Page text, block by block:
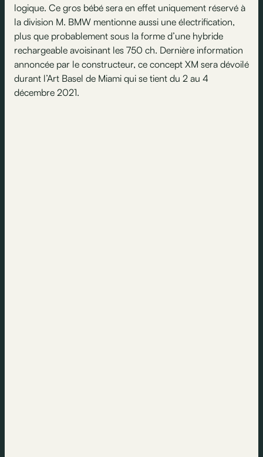
logique. Ce gros bébé sera en effet uniquement réservé à
la division M. BMW mentionne aussi une électrification,
plus que probablement sous la forme d’une hybride
rechargeable avoisinant les 750 ch. Dernière information
annoncée par le constructeur, ce concept XM sera dévoilé
durant l’Art Basel de Miami qui se tient du 2 au 4
décembre 2021.